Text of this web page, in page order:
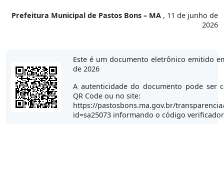
Prefeitura Municipal de Pastos Bons – MA , 11 de junho de
2026
Este é um documento eletrônico emitido
de 2026
A autenticidade do documento pode ser
QR Code ou no site:
https://pastosbons.ma.gov.br/
id=sa25073 informando o código